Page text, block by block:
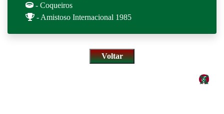
- Coqueiros
- Amistoso Internacional 1985